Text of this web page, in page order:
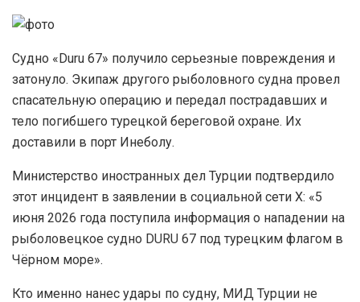
Судно «Duru 67» получило серьезные повреждения и
затонуло. Экипаж другого рыболовного судна провел
спасательную операцию и передал пострадавших и
тело погибшего турецкой береговой охране. Их
доставили в порт Инеболу.
Министерство иностранных дел Турции подтвердило
этот инцидент в заявлении в социальной сети X: «5
июня 2026 года поступила информация о нападении на
рыболовецкое судно DURU 67 под турецким флагом в
Чёрном море».
Кто именно нанес удары по судну, МИД Турции не